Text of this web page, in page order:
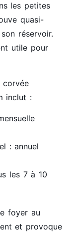
les petites
quasi-
réservoir.
utile pour
inclut :
: annuel
les 7 à 10
foyer au
et provoque